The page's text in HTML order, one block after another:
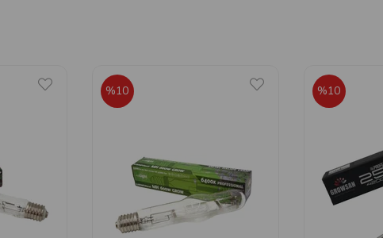
%10 %10